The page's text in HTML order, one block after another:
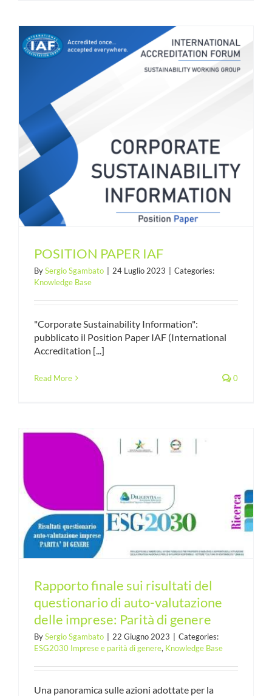
POSITION PAPER IAF
BySergio Sgambato 24 Luglio 2023
Categories:
Knowledge Base
"Corporate Sustainability Information":
pubblicato il Position Paper IAF (International
Accreditation [...]
Read More 0
Rapporto finale sui risultati del
questionario di auto-valutazione
delle imprese: Parità di genere
BySergio Sgambato 22 Giugno 2023
Categories:
ESG2030 Imprese e parità di genere, Knowledge Base
Una panoramica sulle azioni adottate per la